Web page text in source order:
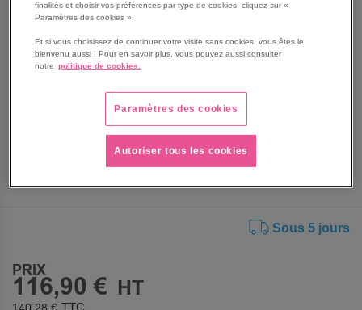
Évite la dégradation des plans de travail.
Visibilité des déversements grâce aux parois latérales
transparentes.
Voir le descriptif complet
Sous 5 jours
PRIX
116,90 €
finalités et choisir vos préférences par type de cookies, cliquez sur «
Paramètres des cookies ».
Et si vous choisissez de continuer votre visite sans cookies, vous êtes le
bienvenu aussi ! Pour en savoir plus, vous pouvez aussi consulter
notre politique de cookies.
Paramètres des cookies
Autoriser tous les cookies